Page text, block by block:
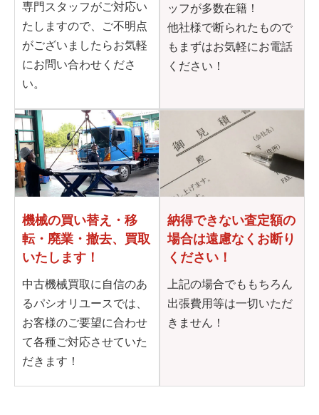
専門スタッフがご対応い
たしますので、ご不明点
がございましたらお気軽
にお問い合わせくださ
い。
ッフが多数在籍！
他社様で断られたもので
もまずはお気軽にお電話
ください！
機械の買い替え・移
転・ 廃業・撤去、買取
いたします！
中古機械買取に自信のあ
るパシオリユースでは、
お客様のご要望に合わせ
て各種ご対応させていた
だきます！
納得できない査定額の
場合は遠慮なくお断り
ください！
上記の場合でももちろん
出張費用等は一切いただ
きません！